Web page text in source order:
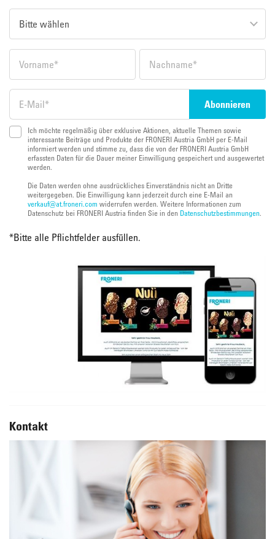
Ich möchte regelmäßig über exklusive Aktionen, aktuelle Themen sowie
interessante Beiträge und Produkte der FRONERI Austria GmbH per E-Mail
informiert werden und stimme zu, dass die von der FRONERI Austria GmbH
erfassten Daten für die Dauer meiner Einwilligung gespeichert und ausgewertet
werden.
Die Daten werden ohne ausdrückliches Einverständnis nicht an Dritte
weitergegeben. Die Einwilligung kann jederzeit durch eine E-Mail an
verkauf@at.froneri.com widerrufen werden. Weitere Informationen zum
Datenschutz bei FRONERI Austria finden Sie in den Datenschutzbestimmungen.
*Bitte alle Pflichtfelder ausfüllen.
Kontakt